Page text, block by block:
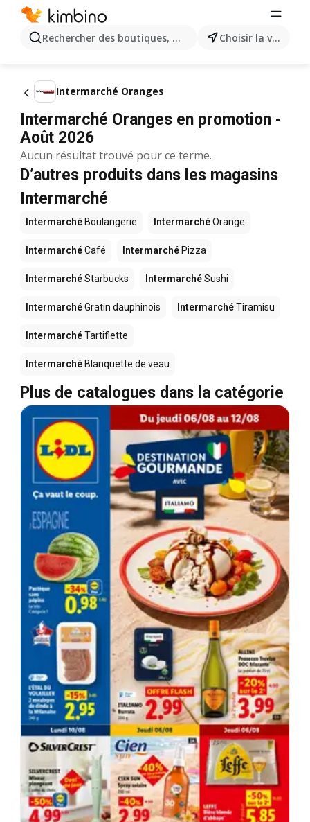
Rechercher des boutiques, des catégories, des Choisir la ville
Intermarché Oranges
Intermarché Oranges en promotion -
Août 2026
Aucun résultat trouvé pour ce terme.
D’autres produits dans les magasins
Intermarché
Intermarché Boulangerie IntermarchéOrange
IntermarchéCafé Intermarché Pizza
IntermarchéStarbucks IntermarchéSushi
IntermarchéGratin dauphinois IntermarchéTiramisu
IntermarchéTartiflette
Intermarché Blanquette de veau
Plus de catalogues dans la catégorie